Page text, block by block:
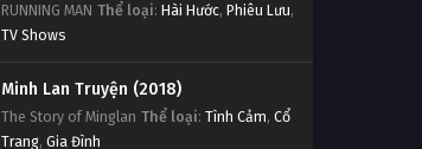
RUNNING MAN Thể loại: Hài Hước, Phiêu Lưu,
TV Shows
Minh Lan Truyện (2018)
The Story of Minglan Thể loại: Tình Cảm, Cổ
Trang, Gia Đình